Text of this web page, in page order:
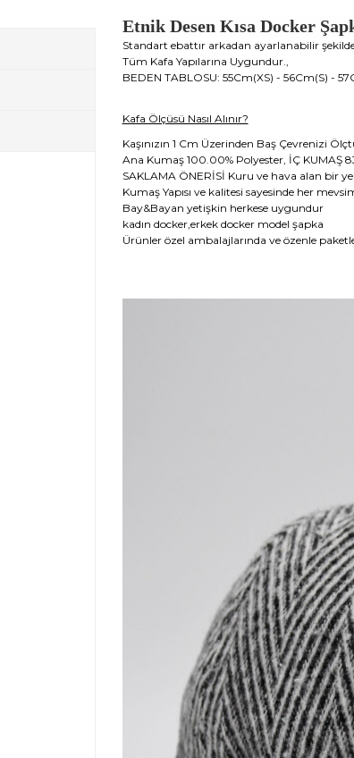
Etnik Desen Kısa Docker
Standart ebattır arkadan ayarlanabilir
Tüm Kafa Yapılarına Uygundur.,
BEDEN TABLOSU: 55Cm(XS) - 56Cm(S) -
Kafa Ölçüsü Nasıl Alınır?
Kaşınızın 1 Cm Üzerinden Baş Çevrenizi
Ana Kumaş 100.00% Polyester, İÇ KUMAŞ
SAKLAMA ÖNERİSİ Kuru ve hava alan bir
Kumaş Yapısı ve kalitesi sayesinde her
Bay&Bayan yetişkin herkese uygundur
kadın docker,erkek docker model şapka
Ürünler özel ambalajlarında ve özenle